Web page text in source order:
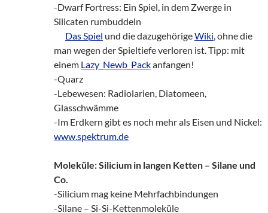
-Dwarf Fortress: Ein Spiel, in dem Zwerge in
Silicaten rumbuddeln
Das Spiel und die dazugehörigeWiki, ohne die
man wegen der Spieltiefe verloren ist. Tipp: mit
einem Lazy_Newb_Packanfangen!
-Quarz
-Lebewesen: Radiolarien, Diatomeen,
Glasschwämme
-Im Erdkern gibt es noch mehr als Eisen und Nickel:
www.spektrum.de
Moleküle: Silicium in langen Ketten – Silane und
Co.
-Silicium mag keine Mehrfachbindungen
-Silane – Si-Si-Kettenmoleküle